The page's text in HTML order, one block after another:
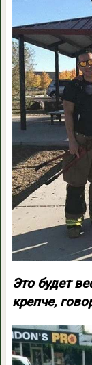
Это будет
крепче,